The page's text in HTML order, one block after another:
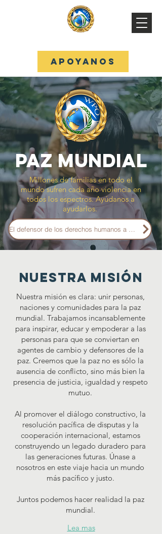
APOYANOS
PAZ MUNDIAL
Millones de familias en todo el
mundo sufren cada año violencia en
todos los espectros. Ayúdanos a
ayudarlos.
Nuestra Misión
Nuestra misión es clara: unir personas,
naciones y comunidades para la paz
mundial. Trabajamos incansablemente
para inspirar, educar y empoderar a las
personas para que se conviertan en
agentes de cambio y defensores de la
paz. Creemos que la paz no es sólo la
ausencia de conflicto, sino más bien la
presencia de justicia, igualdad y respeto
mutuo.
Al promover el diálogo constructivo, la
resolución pacífica de disputas y la
cooperación internacional, estamos
construyendo un legado duradero para
las generaciones futuras. Únase a
nosotros en este viaje hacia un mundo
más pacífico y justo.
Juntos podemos hacer realidad la paz
mundial.
Lea mas